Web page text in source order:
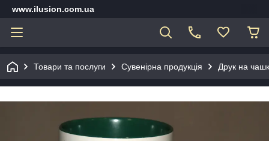
www.ilusion.com.ua
Товари та послуги Сувенірна продукція Друк на